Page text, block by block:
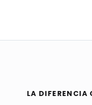
LA DIFERENCIA